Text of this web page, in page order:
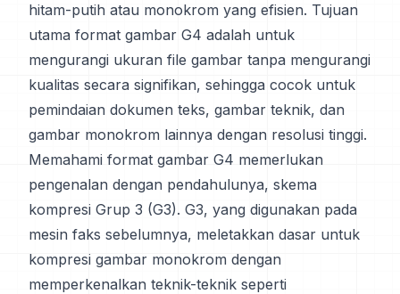
hitam-putih atau monokrom yang efisien. Tujuan
utama format gambar G4 adalah untuk
mengurangi ukuran file gambar tanpa mengurangi
kualitas secara signifikan, sehingga cocok untuk
pemindaian dokumen teks, gambar teknik, dan
gambar monokrom lainnya dengan resolusi tinggi.
Memahami format gambar G4 memerlukan
pengenalan dengan pendahulunya, skema
kompresi Grup 3 (G3). G3, yang digunakan pada
mesin faks sebelumnya, meletakkan dasar untuk
kompresi gambar monokrom dengan
memperkenalkan teknik-teknik seperti